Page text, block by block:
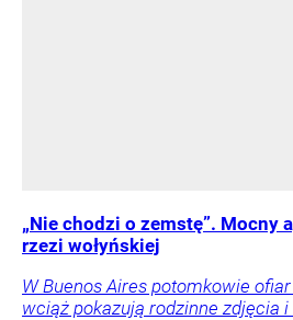
„Nie chodzi o zemstę”. Mocny
rzezi wołyńskiej
W Buenos Aires potomkowie
wciąż pokazują rodzinne zdjęcia